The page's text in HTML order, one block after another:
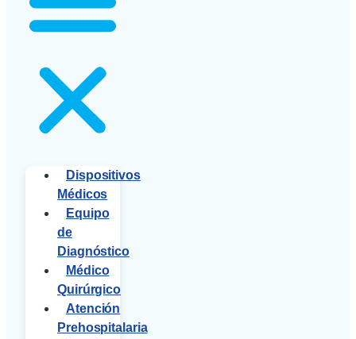
Dispositivos
Médicos
Equipo
de
Diagnóstico
Médico
Quirúrgico
Atención
Prehospitalaria